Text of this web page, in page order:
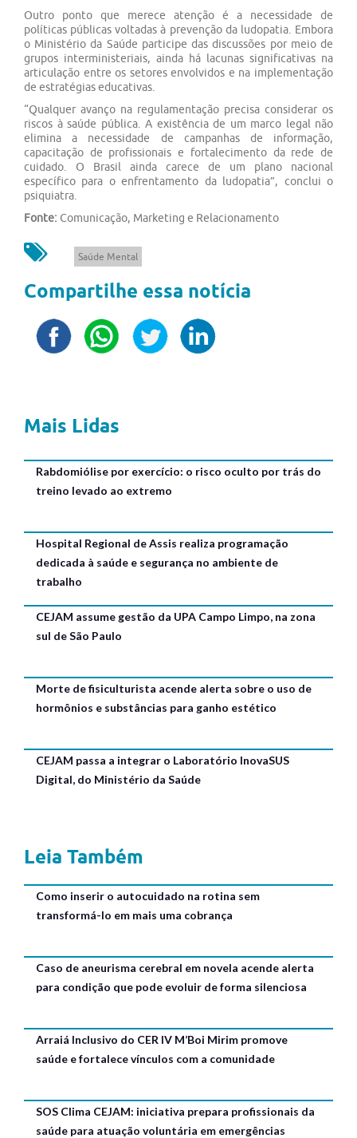
Outro ponto que merece atenção é a necessidade de
políticas públicas voltadas à prevenção da ludopatia. Embora
o Ministério da Saúde participe das discussões por meio de
grupos interministeriais, ainda há lacunas significativas na
articulação entre os setores envolvidos e na implementação
de estratégias educativas.
“Qualquer avanço na regulamentação precisa considerar os
riscos à saúde pública. A existência de um marco legal não
elimina a necessidade de campanhas de informação,
capacitação de profissionais e fortalecimento da rede de
cuidado. O Brasil ainda carece de um plano nacional
específico para o enfrentamento da ludopatia”, conclui o
psiquiatra.
Fonte: Comunicação, Marketing e Relacionamento
Saúde Mental
Compartilhe essa notícia
Mais Lidas
Rabdomiólise por exercício: o risco oculto por trás do
treino levado ao extremo
Hospital Regional de Assis realiza programação
dedicada à saúde e segurança no ambiente de
trabalho
CEJAM assume gestão da UPA Campo Limpo, na zona
sul de São Paulo
Morte de fisiculturista acende alerta sobre o uso de
hormônios e substâncias para ganho estético
CEJAM passa a integrar o Laboratório InovaSUS
Digital, do Ministério da Saúde
Leia Também
Como inserir o autocuidado na rotina sem
transformá-lo em mais uma cobrança
Caso de aneurisma cerebral em novela acende alerta
para condição que pode evoluir de forma silenciosa
Arraiá Inclusivo do CER IV M’Boi Mirim promove
saúde e fortalece vínculos com a comunidade
SOS Clima CEJAM: iniciativa prepara profissionais da
saúde para atuação voluntária em emergências